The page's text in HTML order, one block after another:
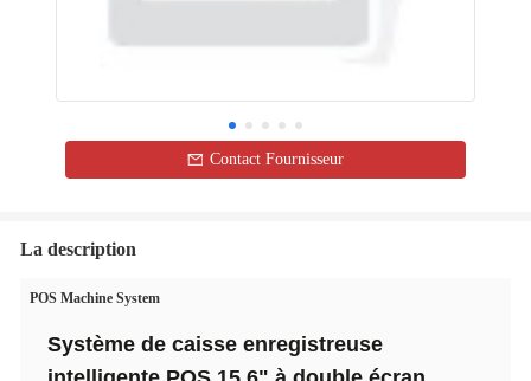
Contact Fournisseur
La description
POS Machine System
Système de caisse enregistreuse